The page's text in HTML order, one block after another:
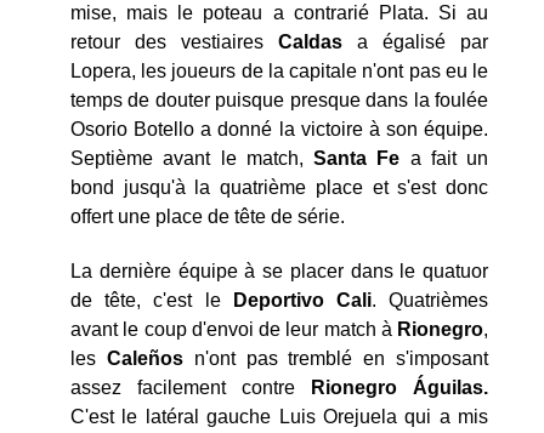
mise, mais le poteau a contrarié Plata. Si au
retour des vestiaires Caldas a égalisé par
Lopera, les joueurs de la capitale n'ont pas eu le
temps de douter puisque presque dans la foulée
Osorio Botello a donné la victoire à son équipe.
Septième avant le match, Santa Fe a fait un
bond jusqu'à la quatrième place et s'est donc
offert une place de tête de série.
La dernière équipe à se placer dans le quatuor
de tête, c'est le
Deportivo Cali. Quatrièmes
avant le coup d'envoi de leur match à Rionegro,
les Caleñosn'ont pas tremblé en s'imposant
assez facilement contre
Rionegro Águilas.
C'est le latéral gauche Luis Orejuela qui a mis